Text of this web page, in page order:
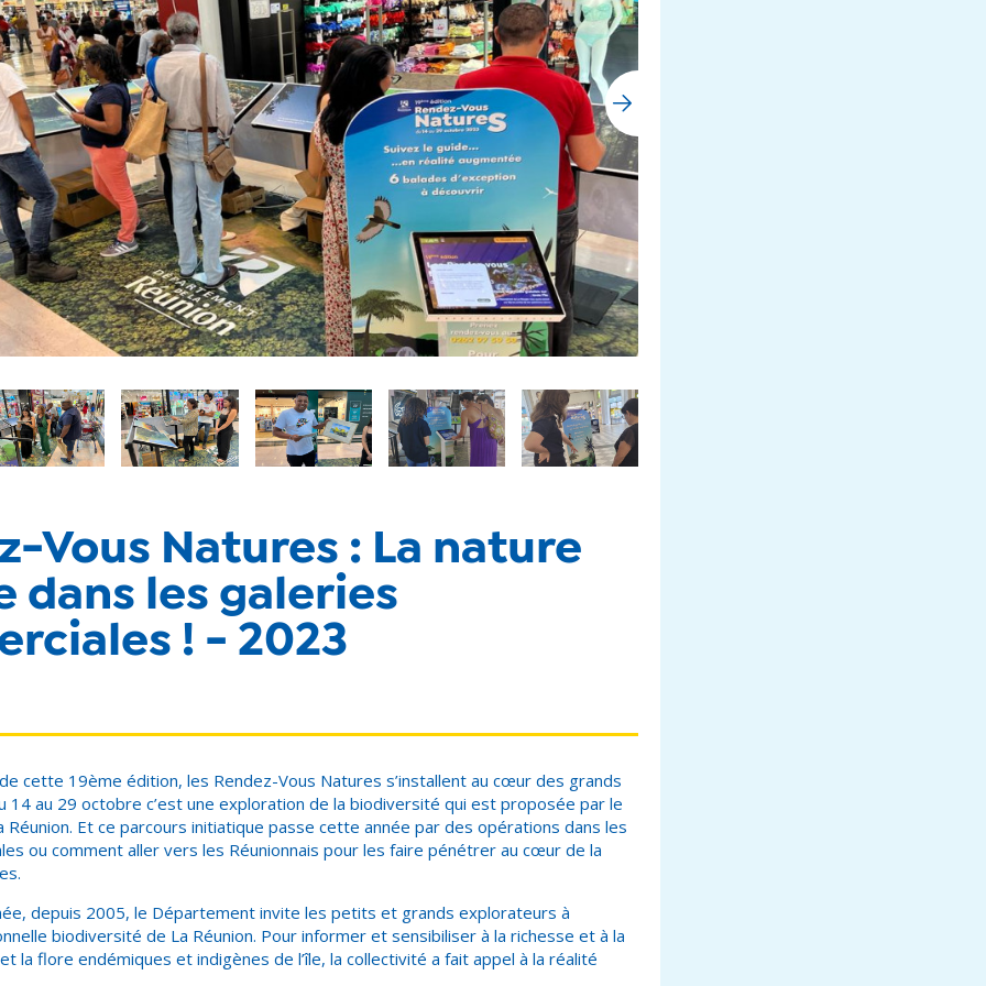
Vous Natures : La nature
dans les galeries
! - 2023
cette 19ème édition, les Rendez-Vous Natures s’installent au cœur des grands
14 au 29 octobre c’est une exploration de la biodiversité qui est proposée par le
Et ce parcours initiatique passe cette année par des opérations dans les
ou comment aller vers les Réunionnais pour les faire pénétrer au cœur de la
depuis 2005, le Département invite les petits et grands explorateurs à
biodiversité de La Réunion. Pour informer et sensibiliser à la richesse et à la
la flore endémiques et indigènes de l’île, la collectivité a fait appel à la réalité